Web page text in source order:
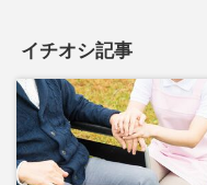
イチオシ記事